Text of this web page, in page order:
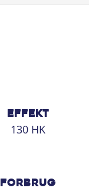
EFFEKT
130 HK
FORBRUG